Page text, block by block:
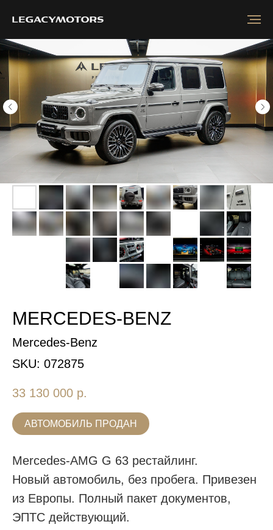
MERCEDES-BENZ
Mercedes-Benz
SKU: 072875
33 130 000 р.
АВТОМОБИЛЬ ПРОДАН
Mercedes-AMG G 63 рестайлинг.
Новый автомобиль, без пробега. Привезен
из Европы. Полный пакет документов,
ЭПТС действующий.